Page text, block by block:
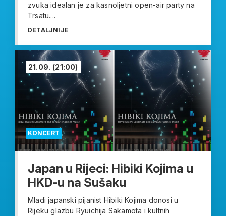
zvuka idealan je za kasnoljetni open-air party na
Trsatu....
DETALJNIJE
KONCERT
21.09. (21:00)
Japan u Rijeci: Hibiki Kojima u
HKD-u na Sušaku
Mladi japanski pijanist Hibiki Kojima donosi u
Rijeku glazbu Ryuichija Sakamota i kultnih